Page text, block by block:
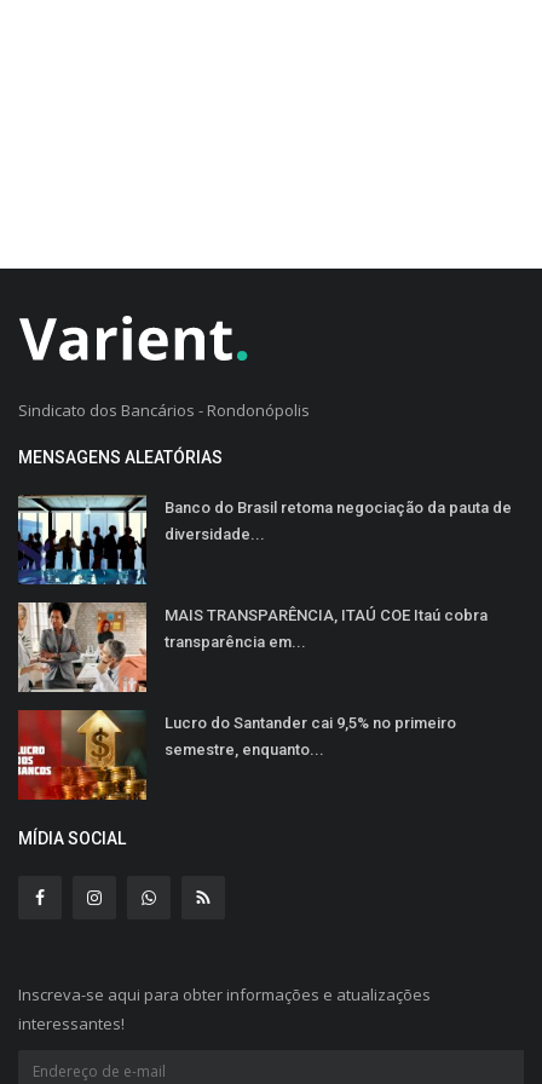
Sindicato dos Bancários - Rondonópolis
MENSAGENS ALEATÓRIAS
Banco do Brasil retoma negociação da pauta de
diversidade...
MAIS TRANSPARÊNCIA, ITAÚ COE Itaú cobra
transparência em...
Lucro do Santander cai 9,5% no primeiro
semestre, enquanto...
MÍDIA SOCIAL
Inscreva-se aqui para obter informações e atualizações
interessantes!